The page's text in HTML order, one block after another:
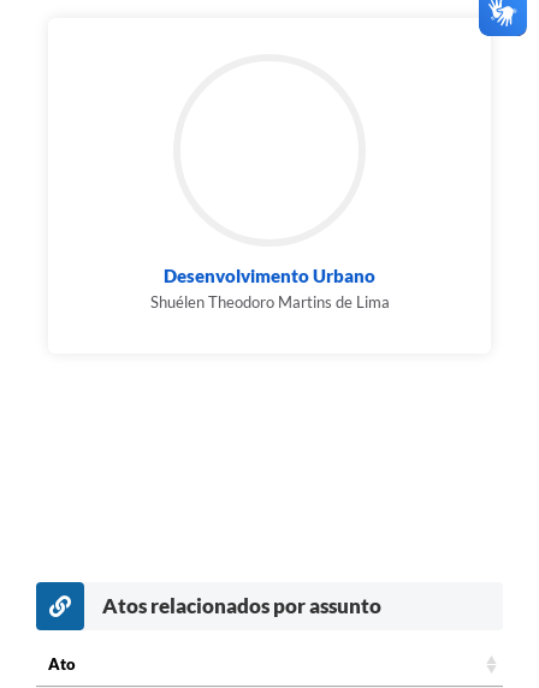
Desenvolvimento Urbano
Shuélen Theodoro Martins de Lima
Atos relacionados por assunto
Ato